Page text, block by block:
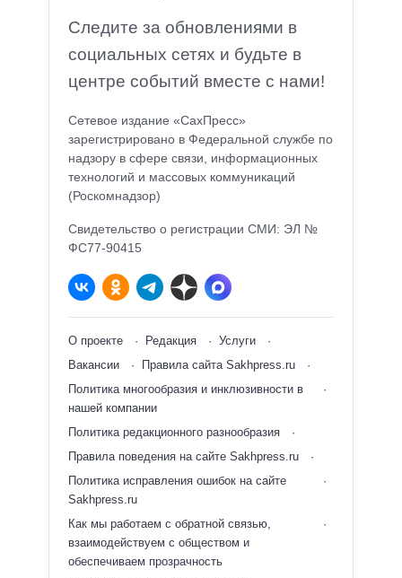
Следите за обновлениями в
социальных сетях и будьте в
центре событий вместе с нами!
Сетевое издание «СахПресс»
зарегистрировано в Федеральной службе по
надзору в сфере связи, информационных
технологий и массовых коммуникаций
(Роскомнадзор)
Свидетельство о регистрации СМИ: ЭЛ №
ФС77-90415
О проекте Редакция
Услуги
Вакансии
Правила сайта Sakhpress.ru
Политика многообразия и инклюзивности в
нашей компании
Политика редакционного разнообразия
Правила поведения на сайте Sakhpress.ru
Политика исправления ошибок на сайте
Sakhpress.ru
Как мы работаем с обратной связью,
взаимодействуем с обществом и
обеспечиваем прозрачность